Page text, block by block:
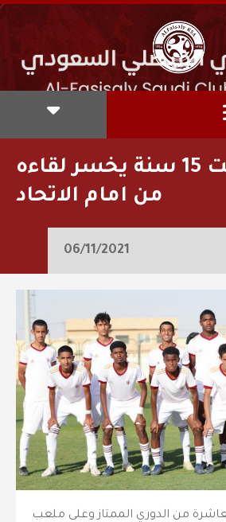
‏⁧‫الفيصلي‬⁩ تحت 15 سنة يخسر لقاءه
من امام الاتحاد
06/11/2021
من الدوري الممتاز وعلى ملعب